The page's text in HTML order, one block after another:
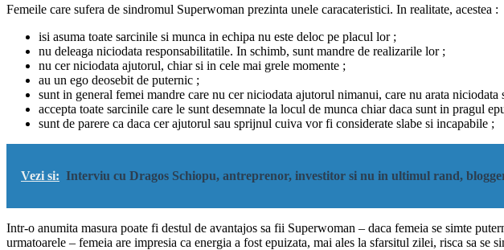
Femeile care sufera de sindromul Superwoman prezinta unele caracateristici. In realitate, acestea :
isi asuma toate sarcinile si munca in echipa nu este deloc pe placul lor ;
nu deleaga niciodata responsabilitatile. In schimb, sunt mandre de realizarile lor ;
nu cer niciodata ajutorul, chiar si in cele mai grele momente ;
au un ego deosebit de puternic ;
sunt in general femei mandre care nu cer niciodata ajutorul nimanui, care nu arata niciodata
accepta toate sarcinile care le sunt desemnate la locul de munca chiar daca sunt in pragul
sunt de parere ca daca cer ajutorul sau sprijnul cuiva vor fi considerate slabe si incapabile ;
Vezi si: Interviu cu Dragos Schiopu, antreprenor, investitor si nu in ultimul rand,
Intr-o anumita masura poate fi destul de avantajos sa fii Superwoman – daca femeia se simte
urmatoarele – femeia are impresia ca energia a fost epuizata, mai ales la sfarsitul zilei, risca sa se